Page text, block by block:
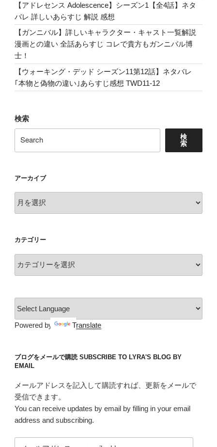
像
紹
介
You
(TV
series)”
の
【アドレセンス Adolescence】シーズン1【全4話】ネタ
バレ 詳しいあらすじ 解説 感想
【ガンニバル】詳しいキャラクター・キャスト一覧解説
漫画との違い 全話あらすじ コレで貴方もガンニバル博
士！
【ウォーキング・デッド シーズン11第12話】ネタバレ
｢本物と偽物の違い｣あらすじ感想 TWD11-12
検索
検
索
アーカイブ
ー
ブ
カテゴリー
テ
ー
Powered by Translate
ブログをメールで購読 SUBSCRIBE TO LYRA'S BLOG BY
EMAIL
メールアドレスを記入して購読すれば、更新をメールで
受信できます。
You can receive updates by email by filling in your email
address and subscribing.